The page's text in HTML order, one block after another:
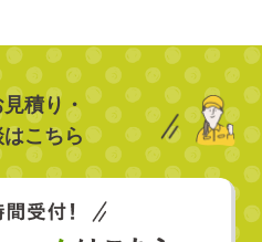
積り・
こちら